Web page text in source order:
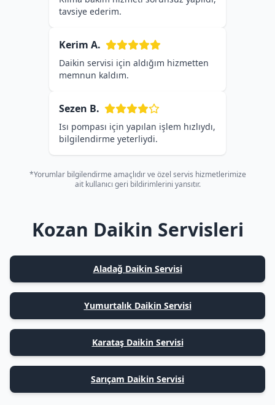
tavsiye ederim.
Kerim A.
Daikin servisi için aldığım hizmetten
memnun kaldım.
Sezen B.
Isı pompası için yapılan işlem hızlıydı,
bilgilendirme yeterliydi.
*Yorumlar bilgilendirme amaçlıdır ve özel servis hizmetlerimize
ait kullanıcı geri bildirimlerini yansıtır.
Kozan Daikin Servisleri
Aladağ Daikin Servisi
Yumurtalık Daikin Servisi
Karataş Daikin Servisi
Sarıçam Daikin Servisi